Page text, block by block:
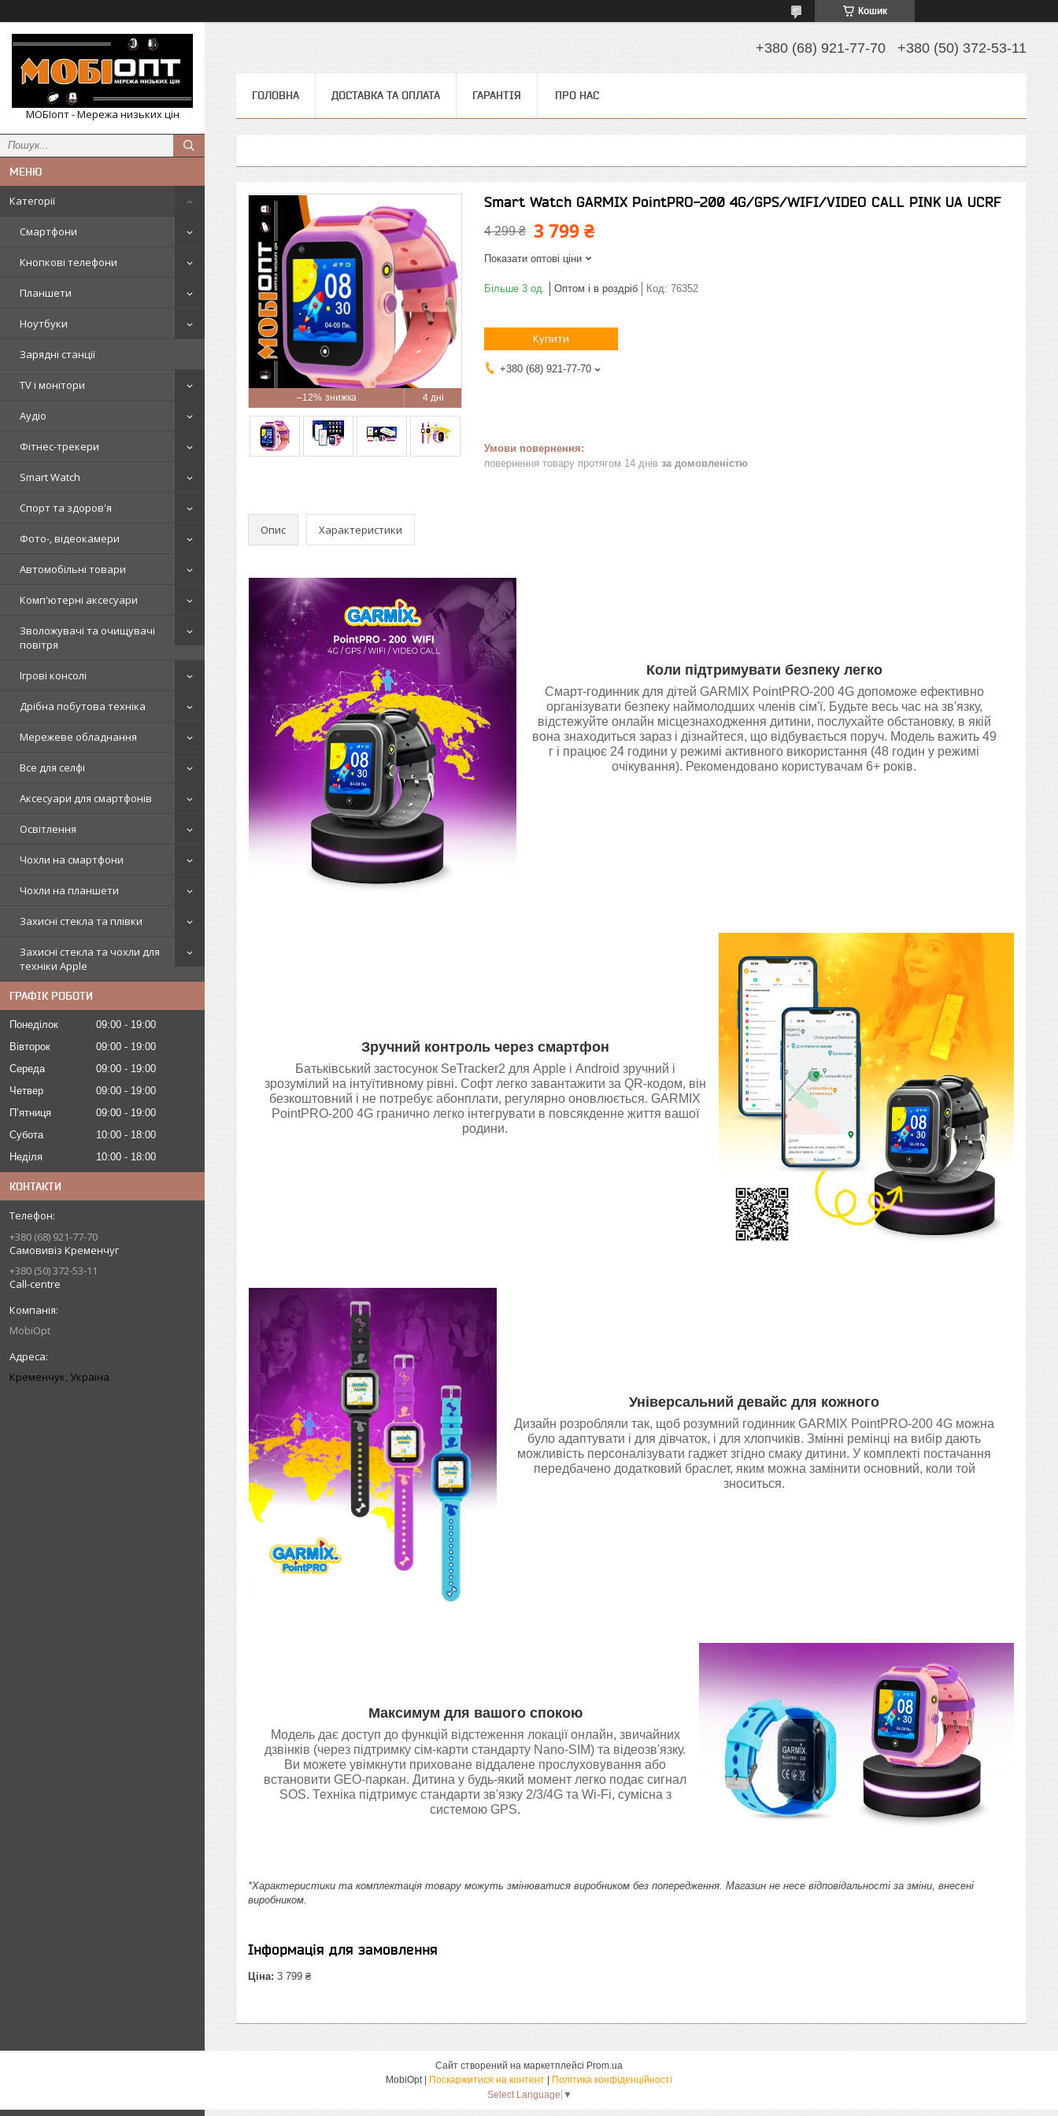
Кошик
МОБІопт - Мережа низьких цін
Категорії
Смартфони
Кнопкові телефони
Планшети
Ноутбуки
Зарядні станції
TV і монітори
Аудіо
Фітнес-трекери
Smart Watch
Спорт та здоров'я
Фото-, відеокамери
Автомобільні товари
Комп'ютерні аксесуари
Зволожувачі та очищувачі
повітря
Ігрові консолі
Дрібна побутова техніка
Мережеве обладнання
Все для селфі
Аксесуари для смартфонів
Освітлення
Чохли на смартфони
Чохли на планшети
Захисні стекла та плівки
Захисні стекла та чохли для
техніки Apple
ГРАФІК РОБОТИ
Понеділок 09:00
19:00
Вівторок
09:00
19:00
Середа
09:00
19:00
Четвер
09:00
19:00
Пʼятниця
09:00
19:00
Субота
10:00
18:00
Неділя
10:00 18:00
КОНТАКТИ
+380 (68) 921-77-70
Самовивіз Кременчуг
+380 (50) 372-53-11
Call-centre
MobiOpt
Кременчук, Україна
+380 (68) 921-77-70 +380 (50) 372-53-11
ГОЛОВНА ДОСТАВКА ТА ОПЛАТА ГАРАНТІЯ ПРО НАС
–12% 4 дні
Smart Watch GARMIX PointPRO-200 4G/GPS/WIFI/VIDEO CALL PINK UA UCRF
4 299 ₴ 3 799 ₴
Показати оптові ціни
Більше 3 од. Оптом і в роздріб Код: 76352
Купити
+380 (68) 921-77-70
повернення товару протягом 14 днів за домовленістю
Опис Характеристики
Коли підтримувати безпеку легко
Смарт-годинник для дітей GARMIX PointPRO-200 4G допоможе ефективно
організувати безпеку наймолодших членів сім'ї. Будьте весь час на зв'язку,
відстежуйте онлайн місцезнаходження дитини, послухайте обстановку, в якій
вона знаходиться зараз і дізнайтеся, що відбувається поруч. Модель важить 49
г і працює 24 години у режимі активного використання (48 годин у режимі
очікування). Рекомендовано користувачам 6+ років.
Зручний контроль через смартфон
Батьківський застосунок SeTracker2 для Apple і Android зручний і
зрозумілий на інтуїтивному рівні. Софт легко завантажити за QR-кодом, він
безкоштовний і не потребує абонплати, регулярно оновлюється. GARMIX
PointPRO-200 4G гранично легко інтегрувати в повсякденне життя вашої
родини.
Універсальний девайс для кожного
Дизайн розробляли так, щоб розумний годинник GARMIX PointPRO-200 4G можна
було адаптувати і для дівчаток, і для хлопчиків. Змінні ремінці на вибір дають
можливість персоналізувати гаджет згідно смаку дитини. У комплекті постачання
передбачено додатковий браслет, яким можна замінити основний, коли той
зноситься.
Максимум для вашого спокою
Модель дає доступ до функцій відстеження локації онлайн, звичайних
дзвінків (через підтримку сім-карти стандарту Nano-SIM) та відеозв'язку.
Ви можете увімкнути приховане віддалене прослуховування або
встановити GEO-паркан. Дитина у будь-який момент легко подає сигнал
SOS. Техніка підтримує стандарти зв'язку 2/3/4G та Wi-Fi, сумісна з
системою GPS.
*Характеристики та комплектація товару можуть змінюватися виробником без попередження. Магазин не несе відповідальності за зміни, внесені
виробником.
Інформація для замовлення
Ціна: 3 799 ₴
Сайт створений на маркетплейсі Prom.ua
Поскаржитися на контент
Політика конфіденційності
Select Language ▼